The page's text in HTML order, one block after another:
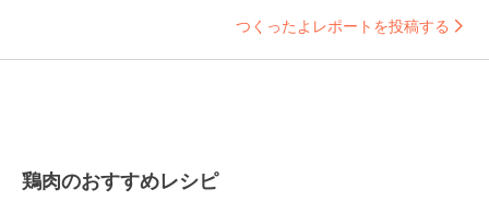
つくったよレポートを投稿する
鶏肉のおすすめレシピ